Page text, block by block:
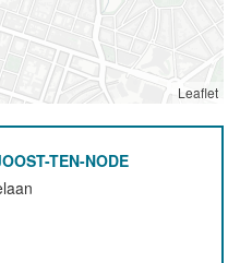
Leaflet
TEN-NODE